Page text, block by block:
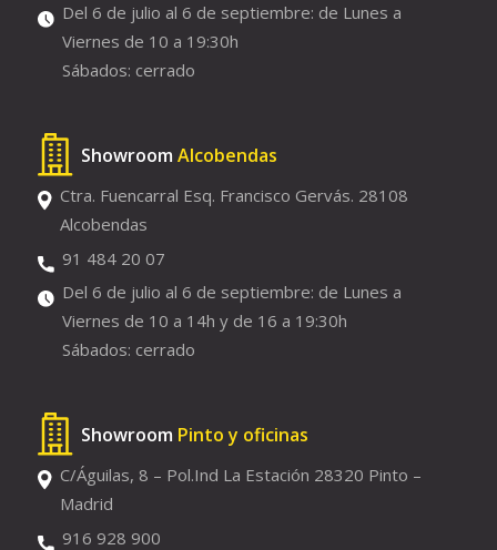
Del 6 de julio al 6 de septiembre: de Lunes a
Viernes de 10 a 19:30h
Sábados: cerrado
Showroom Alcobendas
Ctra. Fuencarral Esq. Francisco Gervás. 28108
Alcobendas
91 484 20 07
Del 6 de julio al 6 de septiembre: de Lunes a
Viernes de 10 a 14h y de 16 a 19:30h
Sábados: cerrado
Showroom Pinto y oficinas
C/Águilas, 8 – Pol.Ind La Estación 28320 Pinto –
Madrid
916 928 900